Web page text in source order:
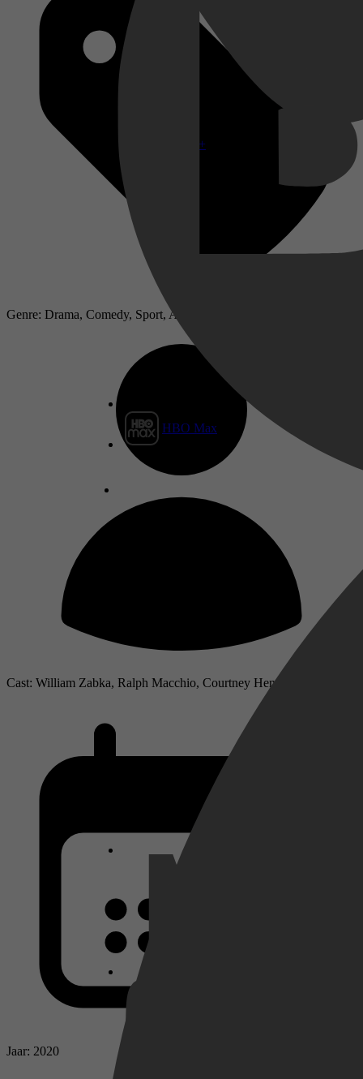
Disney+
HBO Max
Genre: Drama, Comedy, Sport, Action
Cast: William Zabka, Ralph Macchio, Courtney Henggeler
Jaar: 2020